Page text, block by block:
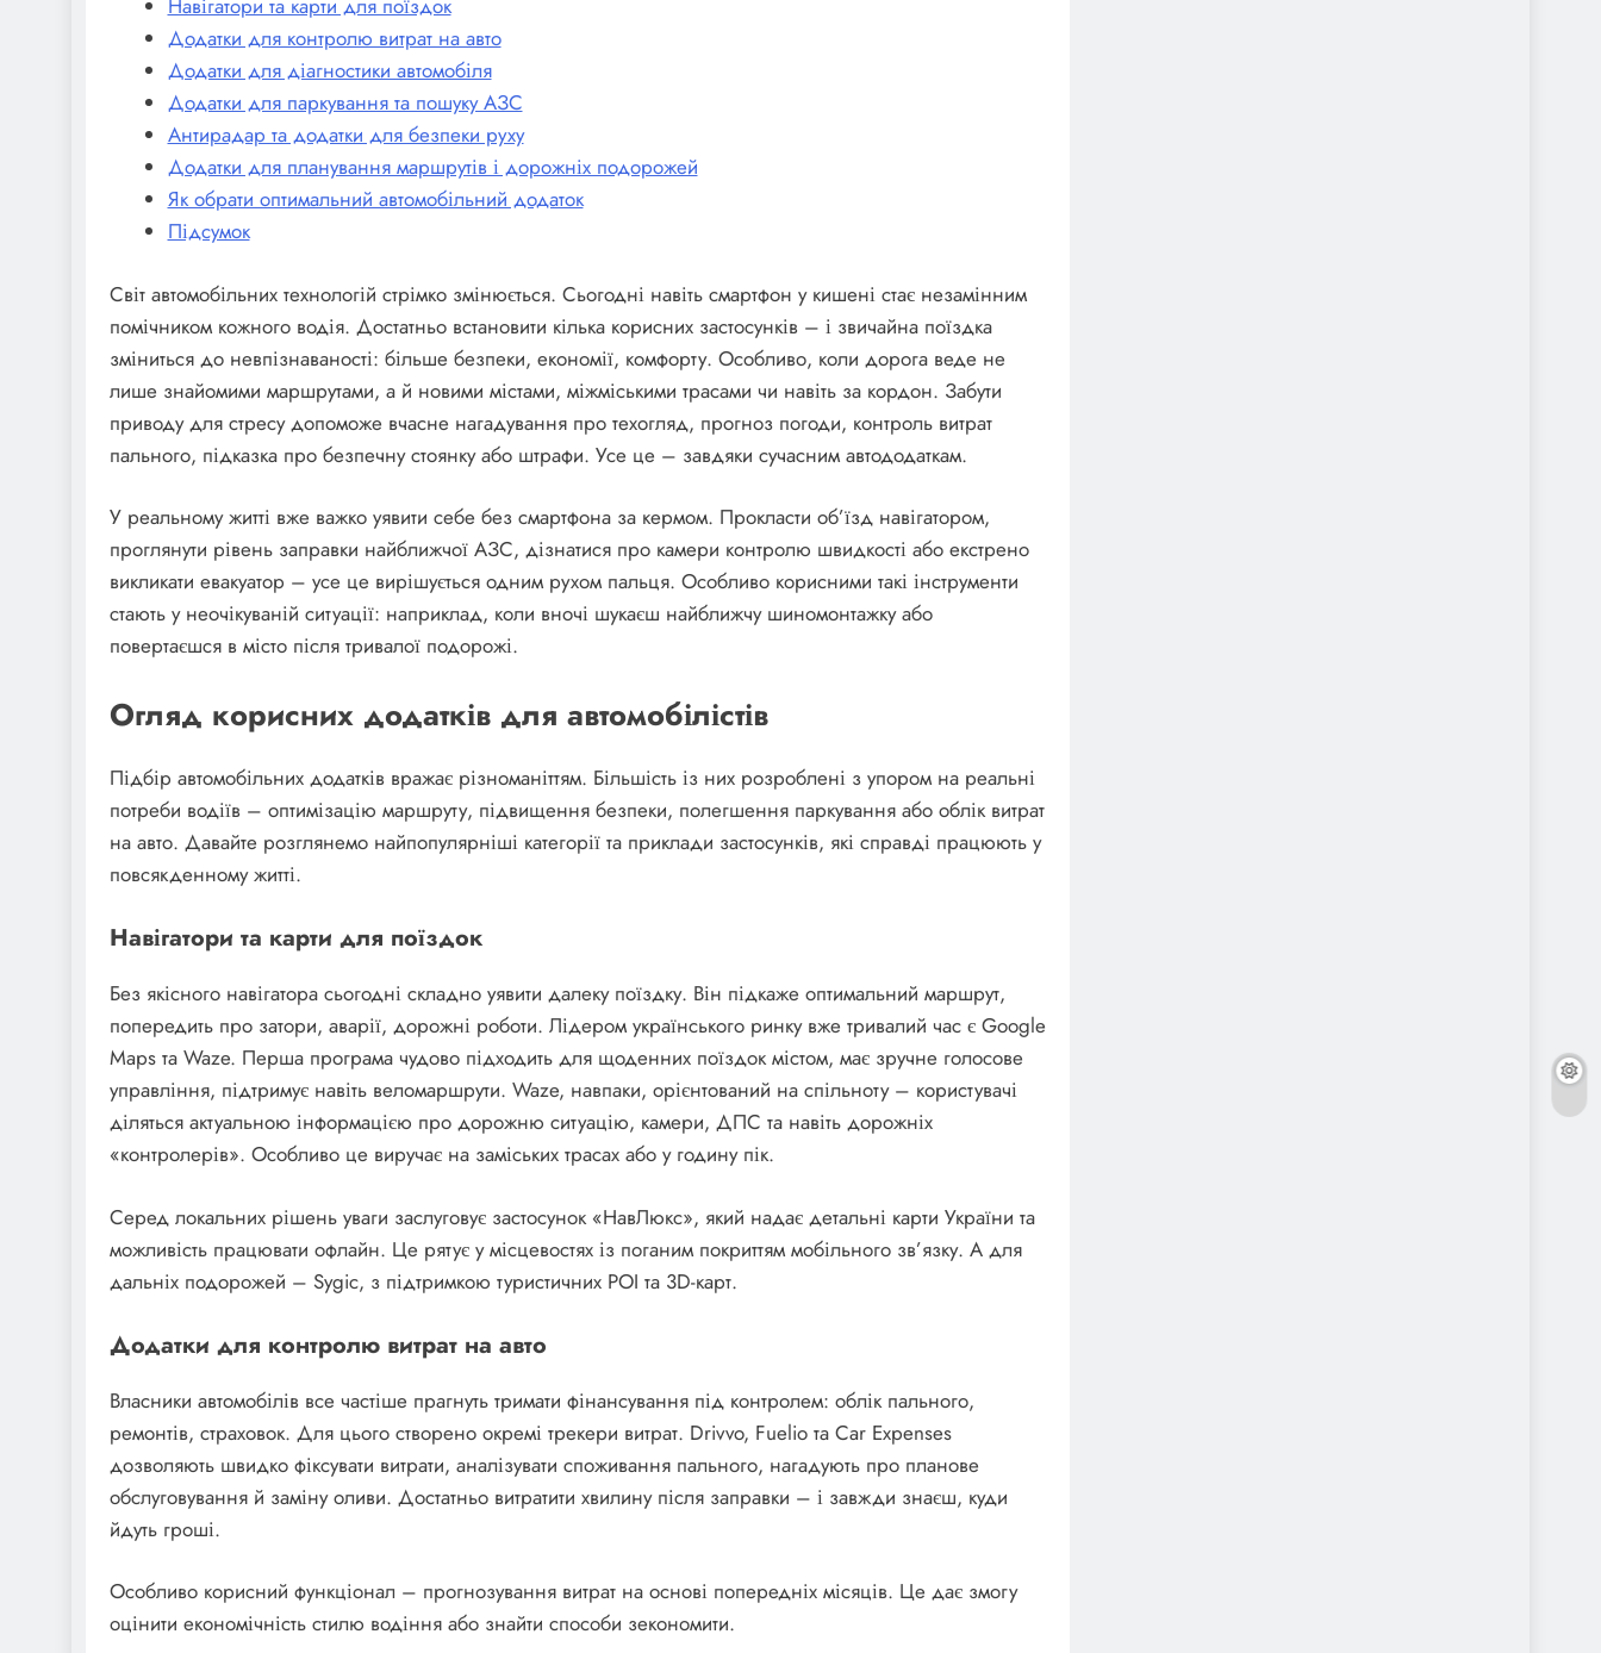
Навігатори та карти для поїздок
Додатки для контролю витрат на авто
Додатки для діагностики автомобіля
Додатки для паркування та пошуку АЗС
Антирадар та додатки для безпеки руху
Додатки для планування маршрутів і дорожніх подорожей
Як обрати оптимальний автомобільний додаток
Підсумок
Світ автомобільних технологій стрімко змінюється. Сьогодні навіть смартфон у кишені стає незамінним
помічником кожного водія. Достатньо встановити кілька корисних застосунків – і звичайна поїздка
зміниться до невпізнаваності: більше безпеки, економії, комфорту. Особливо, коли дорога веде не
лише знайомими маршрутами, а й новими містами, міжміськими трасами чи навіть за кордон. Забути
приводу для стресу допоможе вчасне нагадування про техогляд, прогноз погоди, контроль витрат
пального, підказка про безпечну стоянку або штрафи. Усе це – завдяки сучасним автододаткам.
У реальному житті вже важко уявити себе без смартфона за кермом. Прокласти об’їзд навігатором,
проглянути рівень заправки найближчої АЗС, дізнатися про камери контролю швидкості або екстрено
викликати евакуатор – усе це вирішується одним рухом пальця. Особливо корисними такі інструменти
стають у неочікуваній ситуації: наприклад, коли вночі шукаєш найближчу шиномонтажку або
повертаєшся в місто після тривалої подорожі.
Огляд корисних додатків для автомобілістів
Підбір автомобільних додатків вражає різноманіттям. Більшість із них розроблені з упором на реальні
потреби водіїв – оптимізацію маршруту, підвищення безпеки, полегшення паркування або облік витрат
на авто. Давайте розглянемо найпопулярніші категорії та приклади застосунків, які справді працюють у
повсякденному житті.
Навігатори та карти для поїздок
Без якісного навігатора сьогодні складно уявити далеку поїздку. Він підкаже оптимальний маршрут,
попередить про затори, аварії, дорожні роботи. Лідером українського ринку вже тривалий час є Google
Maps та Waze. Перша програма чудово підходить для щоденних поїздок містом, має зручне голосове
управління, підтримує навіть веломаршрути. Waze, навпаки, орієнтований на спільноту – користувачі
діляться актуальною інформацією про дорожню ситуацію, камери, ДПС та навіть дорожніх
«контролерів». Особливо це виручає на заміських трасах або у годину пік.
Серед локальних рішень уваги заслуговує застосунок «НавЛюкс», який надає детальні карти України та
можливість працювати офлайн. Це рятує у місцевостях із поганим покриттям мобільного зв’язку. А для
дальніх подорожей – Sygic, з підтримкою туристичних POI та 3D-карт.
Додатки для контролю витрат на авто
Власники автомобілів все частіше прагнуть тримати фінансування під контролем: облік пального,
ремонтів, страховок. Для цього створено окремі трекери витрат. Drivvo, Fuelio та Car Expenses
дозволяють швидко фіксувати витрати, аналізувати споживання пального, нагадують про планове
обслуговування й заміну оливи. Достатньо витратити хвилину після заправки – і завжди знаєш, куди
йдуть гроші.
Особливо корисний функціонал – прогнозування витрат на основі попередніх місяців. Це дає змогу
оцінити економічність стилю водіння або знайти способи зекономити.